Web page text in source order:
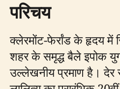
परिचय
क्लेरमोंट-फेर्रांड के हृदय में
शहर के समृद्ध बैले इपोक
उल्लेखनीय प्रमाण है। देर